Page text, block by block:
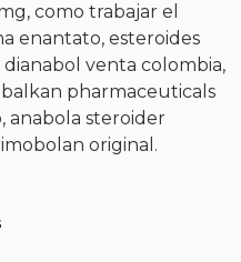
como trabajar el
enantato, esteroides
dianabol venta colombia,
pharmaceuticals
steroider
original.